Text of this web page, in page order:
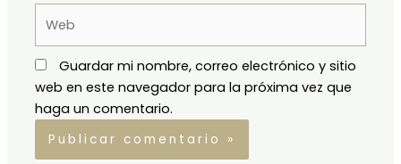
Guardar mi nombre, correo electrónico y sitio
web en este navegador para la próxima vez que
haga un comentario.